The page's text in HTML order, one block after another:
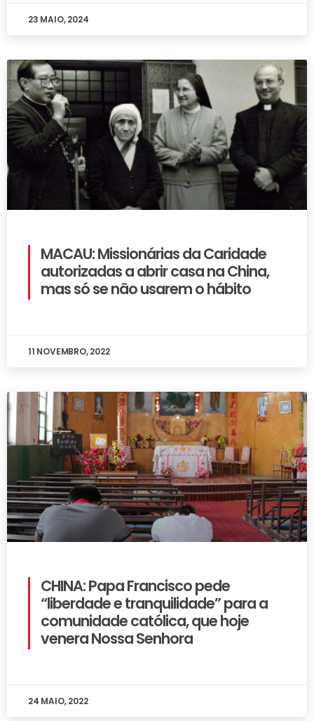
23 MAIO, 2024
MACAU: Missionárias da Caridade
autorizadas a abrir casa na China,
mas só se não usarem o hábito
11 NOVEMBRO, 2022
CHINA: Papa Francisco pede
“liberdade e tranquilidade” para a
comunidade católica, que hoje
venera Nossa Senhora
24 MAIO, 2022